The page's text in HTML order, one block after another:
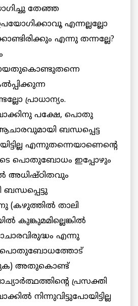
തേഞ്ഞ
എന്നല്ലല്ലോ
എന്നു തന്നല്ലേ?
പ്രാധാന്യം.
പക്ഷേ, പൊതു
ബന്ധപ്പെട്ട
എന്നുതന്നെയാണെന്റെ
പൊതുബോധം ഇപ്പോഴും
അധിഷ്ഠിതവും
(കഴുത്തില്‍ താലി
കുങ്കുമമില്ലെങ്കില്‍
എന്നു
പൊതുബോധത്തോട്
അതുകൊണ്ട്
പ്രസക്തി
നിന്നുവിട്ടുപോയിട്ടില്ല